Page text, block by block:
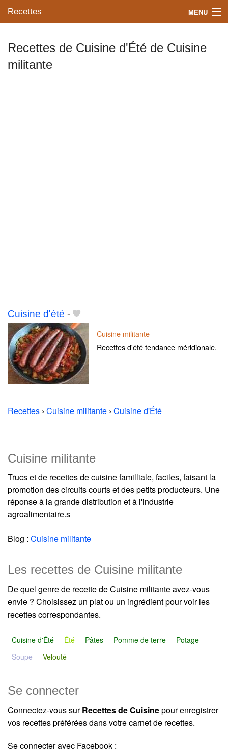
Recettes MENU
Mes blogs préférés
Recettes de Cuisine d'Été de Cuisine
militante
Cuisine d'été -
Cuisine militante
Recettes d'été tendance méridionale.
Recettes › Cuisine militante › Cuisine d'Été
Cuisine militante
Trucs et de recettes de cuisine familliale, faciles, faisant la
promotion des circuits courts et des petits producteurs. Une
réponse à la grande distribution et à l'industrie
agroalimentaire.s
Blog : Cuisine militante
Les recettes de Cuisine militante
De quel genre de recette de Cuisine militante avez-vous
envie ? Choisissez un plat ou un ingrédient pour voir les
recettes correspondantes.
Cuisine d'Été Été Pâtes Pomme de terre
Potage
Soupe
Velouté
Se connecter
Connectez-vous surRecettes de Cuisinepour enregistrer
vos recettes préférées dans votre carnet de recettes.
Se connecter avec Facebook :